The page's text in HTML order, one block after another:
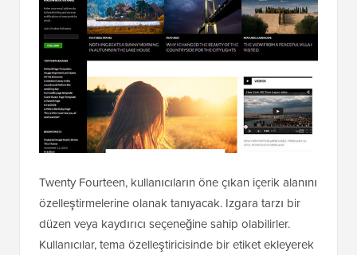
Twenty Fourteen, kullanıcıların öne çıkan içerik alanını
özelleştirmelerine olanak tanıyacak. Izgara tarzı bir
düzen veya kaydırıcı seçeneğine sahip olabilirler.
Kullanıcılar, tema özelleştiricisinde bir etiket ekleyerek